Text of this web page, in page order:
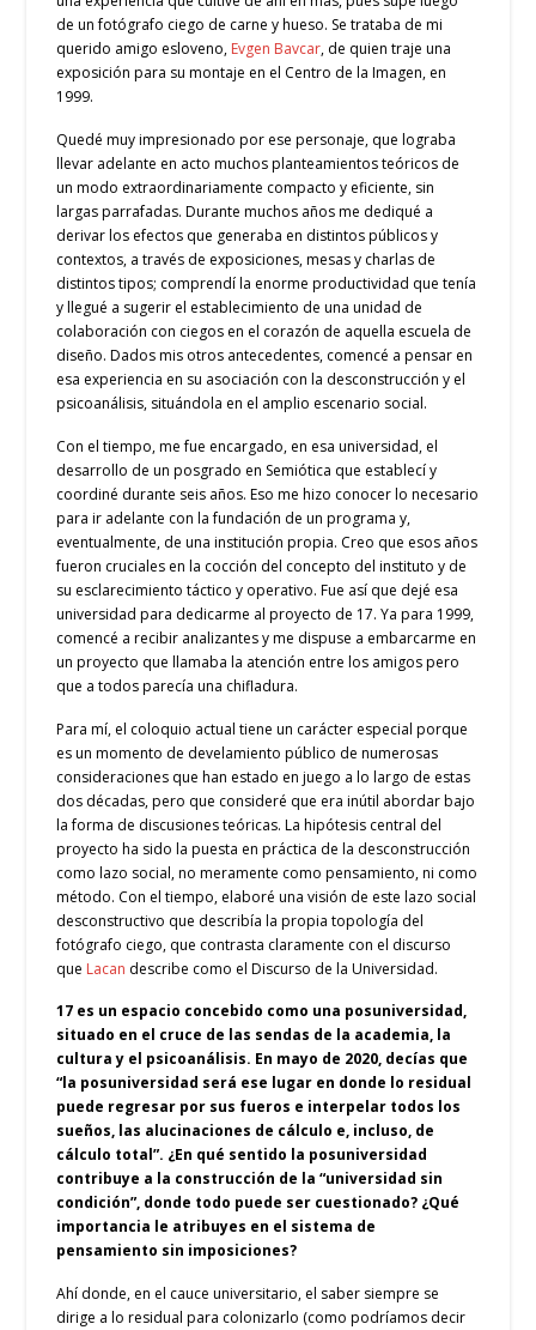
de un fotógrafo ciego de carne y hueso. Se trataba de mi
querido amigo esloveno, Evgen Bavcar, de quien traje una
exposición para su montaje en el Centro de la Imagen, en
1999.
Quedé muy impresionado por ese personaje, que lograba
llevar adelante en acto muchos planteamientos teóricos de
un modo extraordinariamente compacto y eficiente, sin
largas parrafadas. Durante muchos años me dediqué a
derivar los efectos que generaba en distintos públicos y
contextos, a través de exposiciones, mesas y charlas de
distintos tipos; comprendí la enorme productividad que tenía
y llegué a sugerir el establecimiento de una unidad de
colaboración con ciegos en el corazón de aquella escuela de
diseño. Dados mis otros antecedentes, comencé a pensar en
esa experiencia en su asociación con la desconstrucción y el
psicoanálisis, situándola en el amplio escenario social.
Con el tiempo, me fue encargado, en esa universidad, el
desarrollo de un posgrado en Semiótica que establecí y
coordiné durante seis años. Eso me hizo conocer lo necesario
para ir adelante con la fundación de un programa y,
eventualmente, de una institución propia. Creo que esos años
fueron cruciales en la cocción del concepto del instituto y de
su esclarecimiento táctico y operativo. Fue así que dejé esa
universidad para dedicarme al proyecto de 17. Ya para 1999,
comencé a recibir analizantes y me dispuse a embarcarme en
un proyecto que llamaba la atención entre los amigos pero
que a todos parecía una chifladura.
Para mí, el coloquio actual tiene un carácter especial porque
es un momento de develamiento público de numerosas
consideraciones que han estado en juego a lo largo de estas
dos décadas, pero que consideré que era inútil abordar bajo
la forma de discusiones teóricas. La hipótesis central del
proyecto ha sido la puesta en práctica de la desconstrucción
como lazo social, no meramente como pensamiento, ni como
método. Con el tiempo, elaboré una visión de este lazo social
desconstructivo que describía la propia topología del
fotógrafo ciego, que contrasta claramente con el discurso
que Lacan describe como el Discurso de la Universidad.
17 es un espacio concebido como una posuniversidad,
situado en el cruce de las sendas de la academia, la
cultura y el psicoanálisis. En mayo de 2020, decías que
“la posuniversidad será ese lugar en donde lo residual
puede regresar por sus fueros e interpelar todos los
sueños, las alucinaciones de cálculo e, incluso, de
cálculo total”. ¿En qué sentido la posuniversidad
contribuye a la construcción de la “universidad sin
condición”, donde todo puede ser cuestionado? ¿Qué
importancia le atribuyes en el sistema de
pensamiento sin imposiciones?
Ahí donde, en el cauce universitario, el saber siempre se
dirige a lo residual para colonizarlo (como podríamos decir